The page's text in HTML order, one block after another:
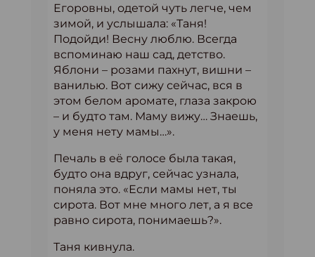
Егоровны, одетой чуть легче, чем
зимой, и услышала: «Таня!
Подойди! Весну люблю. Всегда
вспоминаю наш сад, детство.
Яблони – розами пахнут, вишни –
ванилью. Вот сижу сейчас, вся в
этом белом аромате, глаза закрою
– и будто там. Маму вижу… Знаешь,
у меня нету мамы…».
Печаль в её голосе была такая,
будто она вдруг, сейчас узнала,
поняла это. «Если мамы нет, ты
сирота. Вот мне много лет, а я все
равно сирота, понимаешь?».
Таня кивнула.